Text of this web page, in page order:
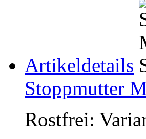
Artikeldetails
Stoppmutter
Rostfrei: